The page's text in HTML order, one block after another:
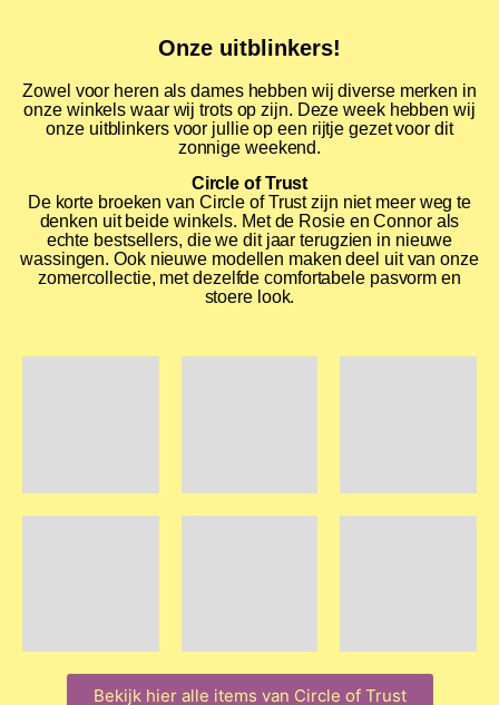
Onze uitblinkers!
Zowel voor heren als dames hebben wij diverse merken in
onze winkels waar wij trots op zijn. Deze week hebben wij
onze uitblinkers voor jullie op een rijtje gezet voor dit
zonnige weekend.
Circle of Trust
De korte broeken van Circle of Trust zijn niet meer weg te
denken uit beide winkels. Met de Rosie en Connor als
echte bestsellers, die we dit jaar terugzien in nieuwe
wassingen. Ook nieuwe modellen maken deel uit van onze
zomercollectie, met dezelfde comfortabele pasvorm en
stoere look.
Bekijk hier alle items van Circle of Trust